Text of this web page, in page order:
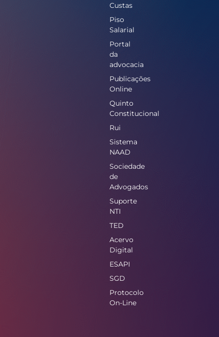
Custas
Piso
Salarial
Portal
da
advocacia
Publicações
Online
Quinto
Constitucional
Rui
Sistema
NAAD
Sociedade
de
Advogados
Suporte
NTI
TED
Acervo
Digital
ESAPI
SGD
Protocolo
On-Line